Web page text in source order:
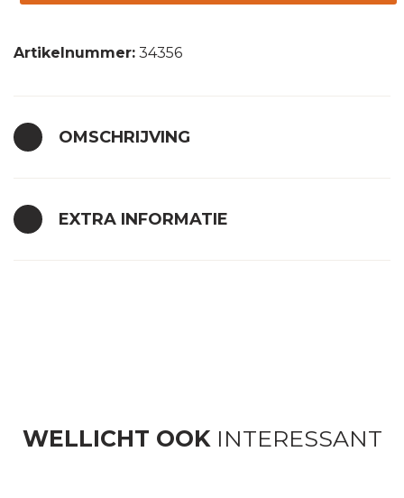
aantal
Artikelnummer: 34356
OMSCHRIJVING
EXTRA INFORMATIE
WELLICHT OOKINTERESSANT